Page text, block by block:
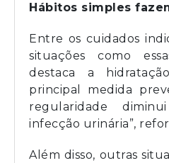
Hábitos simples
Entre os cuidados
situações como
destaca a
principal medida
regularidade
infecção urinária”,
Além disso, outras